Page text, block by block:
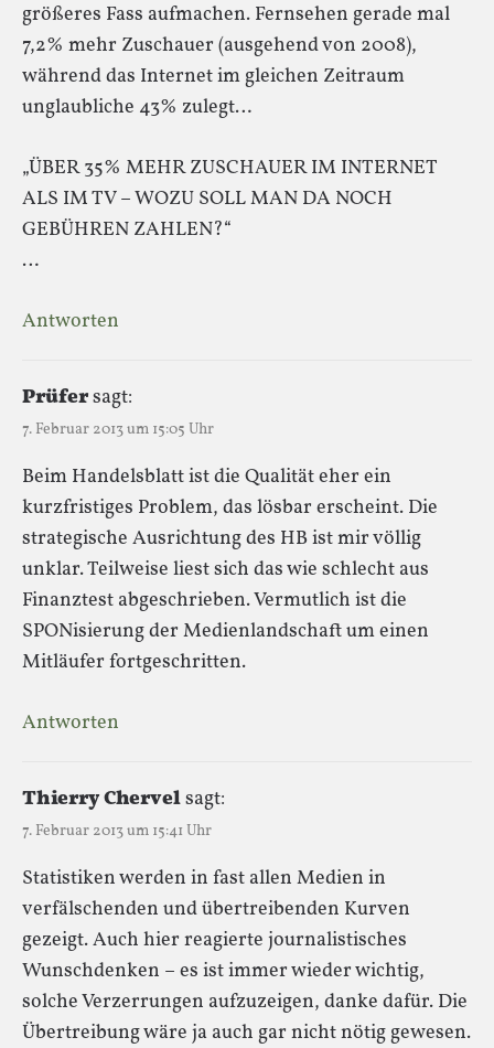
größeres Fass aufmachen. Fernsehen gerade mal
7,2% mehr Zuschauer (ausgehend von 2008),
während das Internet im gleichen Zeitraum
unglaubliche 43% zulegt…
„ÜBER 35% MEHR ZUSCHAUER IM INTERNET
ALS IM TV – WOZU SOLL MAN DA NOCH
GEBÜHREN ZAHLEN?“
…
Antworten
Prüfersagt:
7. Februar 2013 um 15:05 Uhr
Beim Handelsblatt ist die Qualität eher ein
kurzfristiges Problem, das lösbar erscheint. Die
strategische Ausrichtung des HB ist mir völlig
unklar. Teilweise liest sich das wie schlecht aus
Finanztest abgeschrieben. Vermutlich ist die
SPONisierung der Medienlandschaft um einen
Mitläufer fortgeschritten.
Antworten
Thierry Chervelsagt:
7. Februar 2013 um 15:41 Uhr
Statistiken werden in fast allen Medien in
verfälschenden und übertreibenden Kurven
gezeigt. Auch hier reagierte journalistisches
Wunschdenken – es ist immer wieder wichtig,
solche Verzerrungen aufzuzeigen, danke dafür. Die
Übertreibung wäre ja auch gar nicht nötig gewesen.